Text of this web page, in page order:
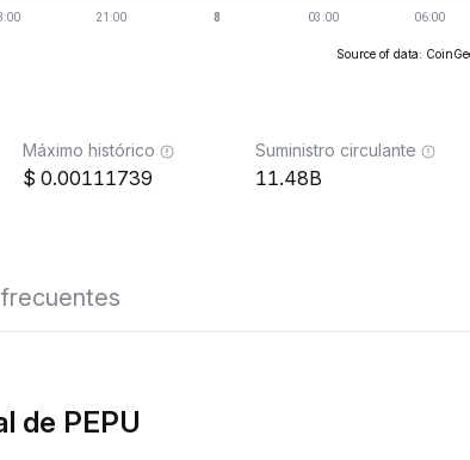
Source of data:
Máximo histórico
0.00111739
Suministro circulante
11.48B
de PEPU